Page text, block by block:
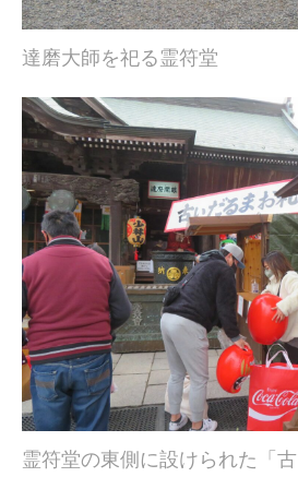
達磨大師を祀る霊符堂
霊符堂の東側に設けられた「